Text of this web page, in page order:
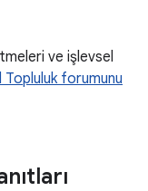
ve işlevsel
Topluluk forumunu